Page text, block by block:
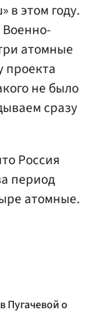
в этом году.
атомные
проекта
не было
сразу
Россия
период
атомные.
Пугачевой о